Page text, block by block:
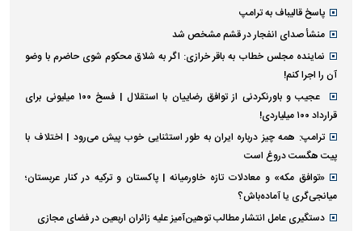
پاسخ قالیباف به ترامپ
منشأ صدای انفجار در قشم مشخص شد
نماینده مجلس خطاب به باقر خرازی: اگر به شلاق محکوم شوی حاضرم با وضو
آن را اجرا کنم!
عجیب و باورنکردنی از توافق رضاییان با استقلال | فسخ ۱۰۰ میلیونی برای
قرارداد ۱۰۰ میلیاردی!
ترامپ: همه چیز درباره ایران به طور استثنایی خوب پیش می‌رود | اختلاف با
پیت هگست دروغ است
«توافق مکه» و معادلات تازه خاورمیانه | پاکستان و ترکیه در کنار عربستان؛
میانجی‌گری یا آماده‌باش؟
دستگیری عامل انتشار مطالب توهین‌آمیز علیه زائران اربعین در فضای مجازی